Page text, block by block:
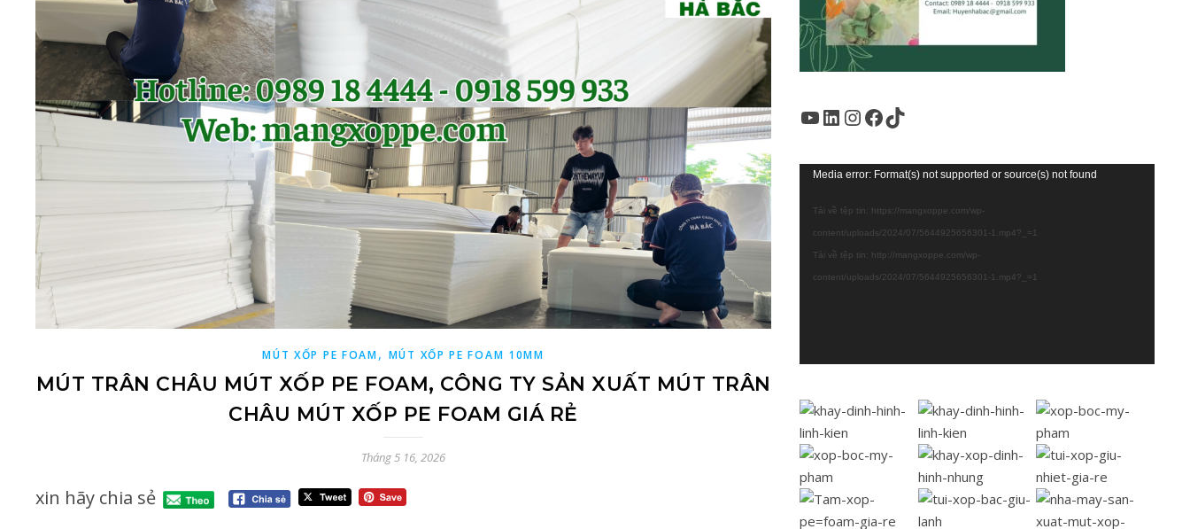
MÚT XỐP PE FOAM, MÚT XỐP PE FOAM 10MM
MÚT TRÂN CHÂU MÚT XỐP PE FOAM, CÔNG TY SẢN XUẤT MÚT TRÂN
CHÂU MÚT XỐP PE FOAM GIÁ RẺ
Tháng 5 16, 2026
xin hãy chia sẻ
Rate
this
Youtube
LinkedIn
Instagram
Facebook
TikTok
Trình
Video
Media error: Format(s) not supported or source(s) not found
Tải về tệp tin: https://mangxoppe.com/wp-
content/uploads/2024/07/5644925656301-1.mp4?_=1
Tải về tệp tin: http://mangxoppe.com/wp-
content/uploads/2024/07/5644925656301-1.mp4?_=1